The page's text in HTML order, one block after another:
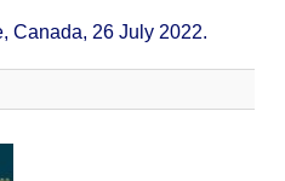
, Canada, 26 July 2022.